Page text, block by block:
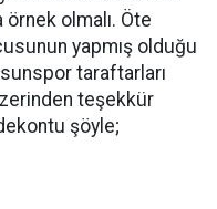
olmalı. Öte
yapmış olduğu
taraftarları
teşekkür
şöyle;